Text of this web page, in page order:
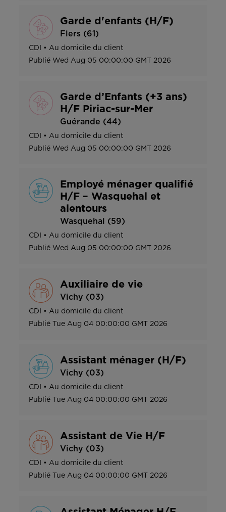
Garde d'enfants (H/F)
Flers (61)
CDI • Au domicile du client
Publié Wed Aug 05 00:00:00 GMT 2026
Garde d’Enfants (+3 ans)
H/F Piriac-sur-Mer
Guérande (44)
CDI • Au domicile du client
Publié Wed Aug 05 00:00:00 GMT 2026
Employé ménager qualifié
H/F – Wasquehal et
alentours
Wasquehal (59)
CDI • Au domicile du client
Publié Wed Aug 05 00:00:00 GMT 2026
Auxiliaire de vie
Vichy (03)
CDI • Au domicile du client
Publié
Tue Aug 04 00:00:00 GMT 2026
Assistant ménager (H/F)
Vichy (03)
CDI • Au domicile du client
Publié
Tue Aug 04 00:00:00 GMT 2026
Assistant de Vie H/F
Vichy (03)
CDI • Au domicile du client
Publié
Tue Aug 04 00:00:00 GMT 2026